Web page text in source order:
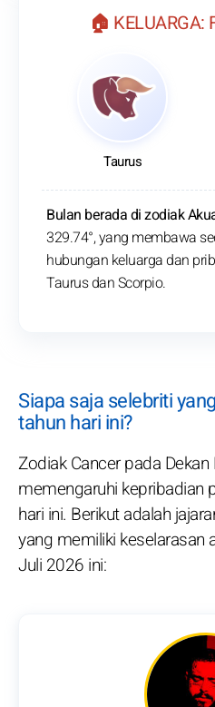
🏠 KELUARGA:
Taurus
Bulan berada di zodiak
329.74°, yang membawa
hubungan keluarga dan
Taurus dan Scorpio.
Siapa saja selebriti
tahun hari ini?
Zodiak Cancer pada
memengaruhi kepribadian
hari ini. Berikut adalah
yang memiliki keselarasan
Juli 2026 ini: